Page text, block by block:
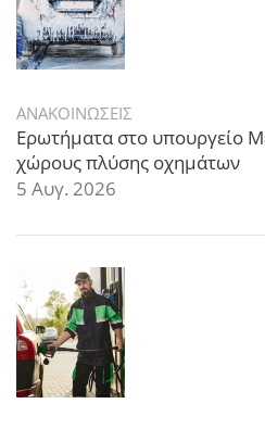
ΑΝΑΚΟΙΝΩΣΕΙΣ
Ερωτήματα στο υπουργείο
χώρους πλύσης οχημάτων
5 Αυγ. 2026